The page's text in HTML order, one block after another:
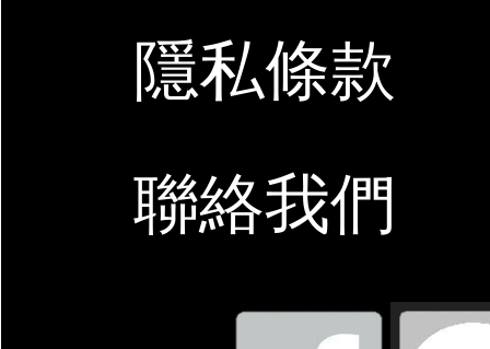
隱私條款
聯絡我們